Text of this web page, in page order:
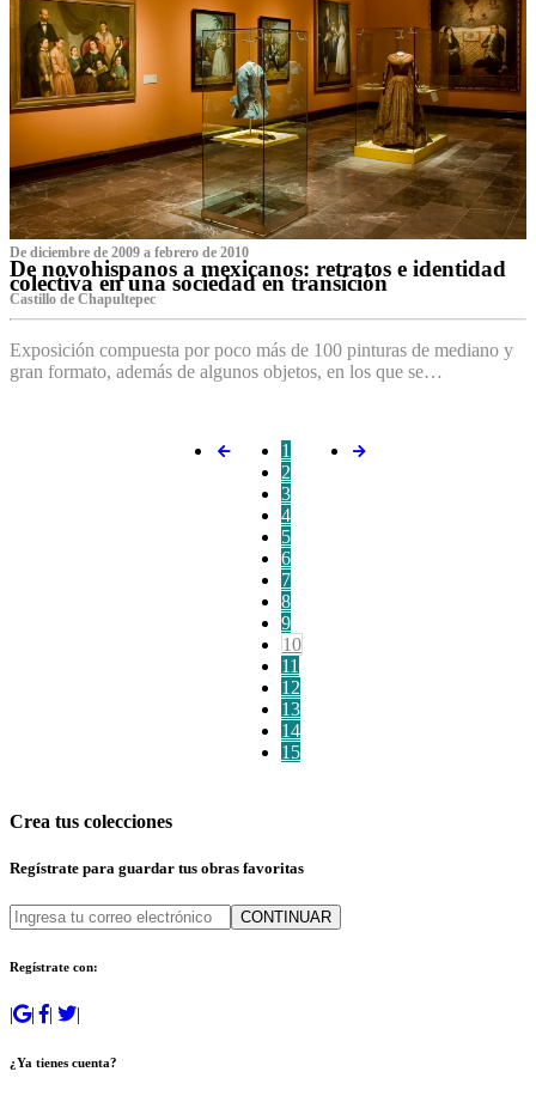
De diciembre de 2009 a febrero de 2010
De novohispanos a mexicanos: retratos e identidad
colectiva en una sociedad en transición
Castillo de Chapultepec
Exposición compuesta por poco más de 100 pinturas de mediano y
gran formato, además de algunos objetos, en los que se…
1
2
3
4
5
6
7
8
9
10
11
12
13
14
15
Crea tus colecciones
Regístrate para guardar tus obras favoritas
CONTINUAR
Regístrate con:
| | | |
¿Ya tienes cuenta?